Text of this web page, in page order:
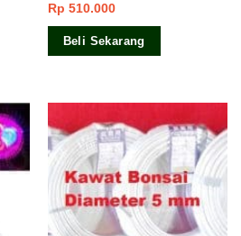
Rp 510.000
Beli Sekarang